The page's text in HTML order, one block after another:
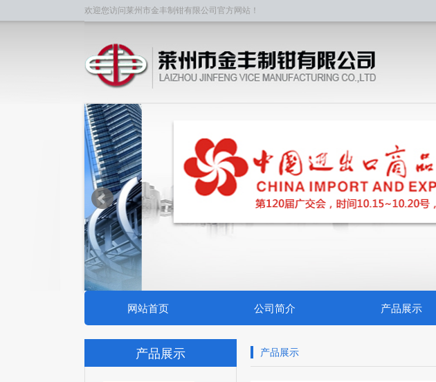
欢迎您访问莱州市金丰制钳有限公司官方网站！
网站首页 公司简介 产品展示
产品展示 产品展示